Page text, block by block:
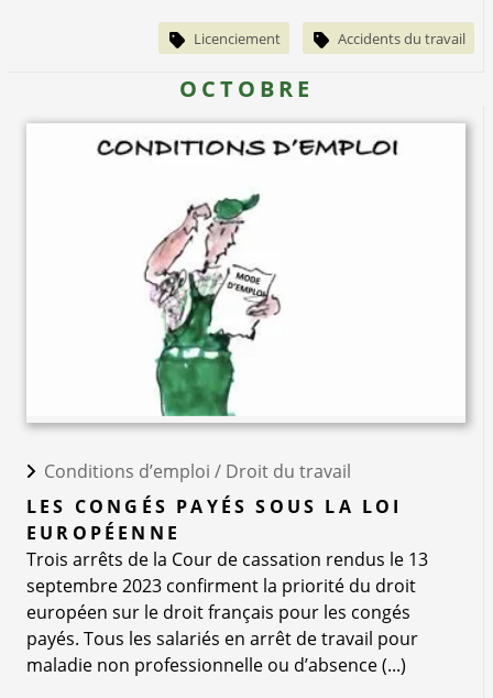
Licenciement Accidents du travail
OCTOBRE
Conditions d’emploi / Droit du travail
LES CONGÉS PAYÉS SOUS LA LOI
EUROPÉENNE
Trois arrêts de la Cour de cassation rendus le 13
septembre 2023 confirment la priorité du droit
européen sur le droit français pour les congés
payés. Tous les salariés en arrêt de travail pour
maladie non professionnelle ou d’absence (...)